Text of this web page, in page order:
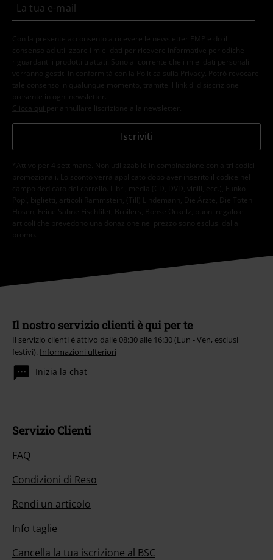
Con la presente acconsento a ricevere le newsletter EMP e do il
consenso ad utilizzare i miei dati per ricevere informative periodiche
riguardanti i prodotti trattati. Sono al corrente che i miei dati personali
verranno gestiti in conformità con la
Politica sulla Privacy
. Potrò revocare
tale consenso in qualunque momento, tramite il link di disiscrizione
presente in ogni newsletter.
Clicca qui per annullare liscrizione alla newsletter.
Iscriviti
*Attivo per 4 settimane. Non utilizzabile in combinazione con altri codici
promozionali. Lo sconto verrà applicato dopo aver inserito il codice nel
campo dedicato del carrello. Libri, media (CD, DVD, vinili, ecc.), Funko
Pop!, biglietti, articoli Rammstein, (Till) Lindemann, Die Ärzte, Die Toten
Hosen, Feine Sahne Fischfilet, Broilers, Böhse Onkelz, buoni regalo e
articoli che prevedono una donazione nel prezzo sono esclusi dalla
promo.
Il nostro servizio clienti è qui per te
Il servizio clienti è attivo dalle 08:30 alle 16:30 (Lun - Ven, esclusi
festivi). Informazioni ulteriori
Inizia la chat
Servizio Clienti
FAQ
Condizioni di Reso
Rendi un articolo
Info taglie
Cancella la tua iscrizione al BSC